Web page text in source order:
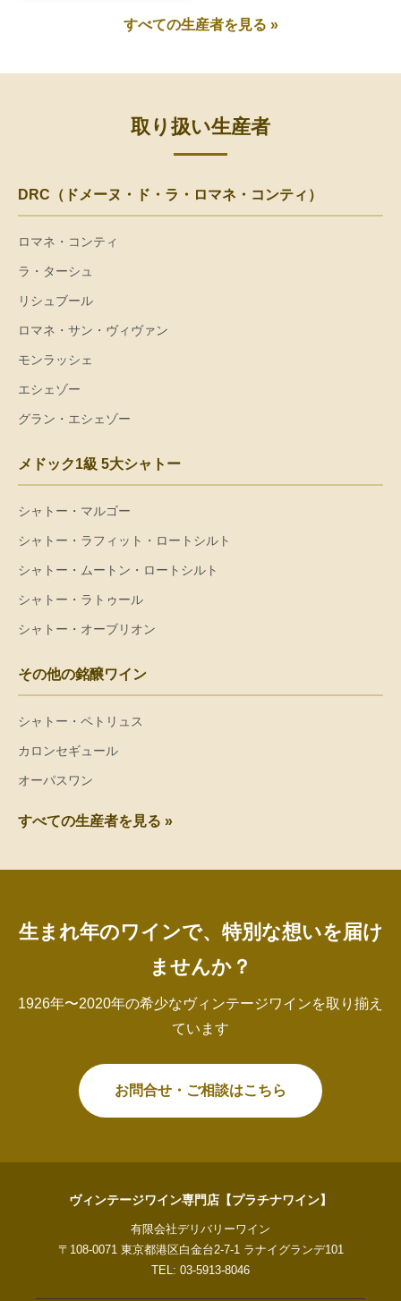
すべての生産者を見る »
取り扱い生産者
DRC（ドメーヌ・ド・ラ・ロマネ・コンティ）
ロマネ・コンティ
ラ・ターシュ
リシュブール
ロマネ・サン・ヴィヴァン
モンラッシェ
エシェゾー
グラン・エシェゾー
メドック1級 5大シャトー
シャトー・マルゴー
シャトー・ラフィット・ロートシルト
シャトー・ムートン・ロートシルト
シャトー・ラトゥール
シャトー・オーブリオン
その他の銘醸ワイン
シャトー・ペトリュス
カロンセギュール
オーパスワン
すべての生産者を見る »
生まれ年のワインで、特別な想いを届け
ませんか？
1926年〜2020年の希少なヴィンテージワインを取り揃え
ています
お問合せ・ご相談はこちら
ヴィンテージワイン専門店【プラチナワイン】
有限会社デリバリーワイン
〒108-0071 東京都港区白金台2-7-1 ラナイグランデ101
TEL: 03-5913-8046